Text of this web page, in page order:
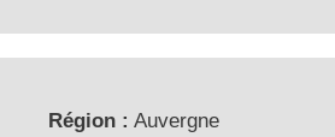
Région : Auvergne